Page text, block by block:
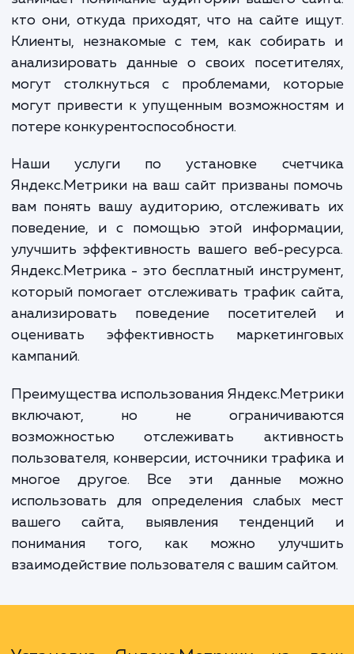
В современном бизнесе принятие
решений - ключ к успеху. И здесь особое
занимает понимание аудитории вашего
кто они, откуда приходят, что на сайте
Клиенты, незнакомые с тем, как
анализировать данные о своих
могут привести к упущенным
Наши услуги по установке
Яндекс.Метрики на ваш сайт призваны
вам понять вашу аудиторию,
поведение, и с помощью этой
улучшить эффективность вашего веб-
Яндекс.Метрика - это бесплатный
оценивать эффективность
кампаний.
Преимущества использования
включают, но не
возможностью отслеживать
пользователя, конверсии, источники